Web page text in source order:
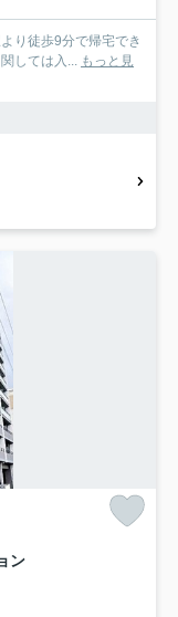
り徒歩9分で帰宅でき
しては入... もっと見
ン